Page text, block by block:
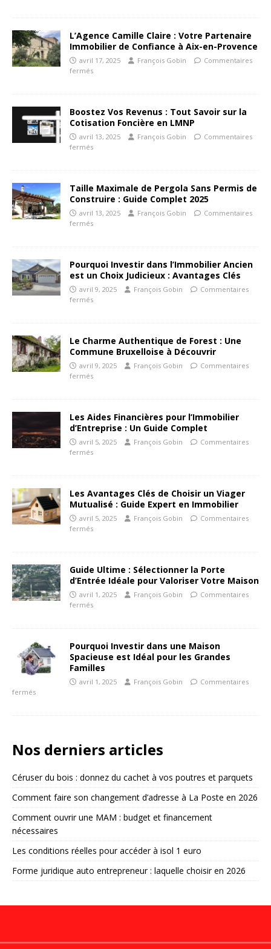
L’Agence Camille Claire : Votre Partenaire
Immobilier de Confiance à Aix-en-Provence
avril 17, 2025 François Gobin
Commentaires
fermés
Boostez Vos Revenus : Tout Savoir sur la
Cotisation Foncière en LMNP
avril 13, 2025 François Gobin
Commentaires
fermés
Taille Maximale de Pergola Sans Permis de
Construire : Guide Complet 2025
avril 13, 2025 François Gobin
Commentaires
fermés
Pourquoi Investir dans l’Immobilier Ancien
est un Choix Judicieux : Avantages Clés
avril 9, 2025 François Gobin
Commentaires
fermés
Le Charme Authentique de Forest : Une
Commune Bruxelloise à Découvrir
avril 9, 2025 François Gobin
Commentaires
fermés
Les Aides Financières pour l’Immobilier
d’Entreprise : Un Guide Complet
avril 5, 2025 François Gobin
Commentaires
fermés
Les Avantages Clés de Choisir un Viager
Mutualisé : Guide Expert en Immobilier
avril 5, 2025 François Gobin
Commentaires
fermés
Guide Ultime : Sélectionner la Porte
d’Entrée Idéale pour Valoriser Votre Maison
avril 1, 2025 François Gobin
Commentaires
fermés
Pourquoi Investir dans une Maison
Spacieuse est Idéal pour les Grandes
Familles
avril 1, 2025 François Gobin
Commentaires
fermés
Nos derniers articles
Céruser du bois : donnez du cachet à vos poutres et parquets
Comment faire son changement d’adresse à La Poste en 2026
Comment ouvrir une MAM : budget et financement
nécessaires
Les conditions réelles pour accéder à isol 1 euro
Forme juridique auto entrepreneur : laquelle choisir en 2026